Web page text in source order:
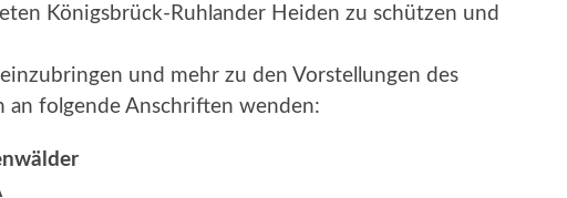
Königsbrück-Ruhlander Heiden zu schützen und
und mehr zu den Vorstellungen des
an folgende Anschriften wenden: